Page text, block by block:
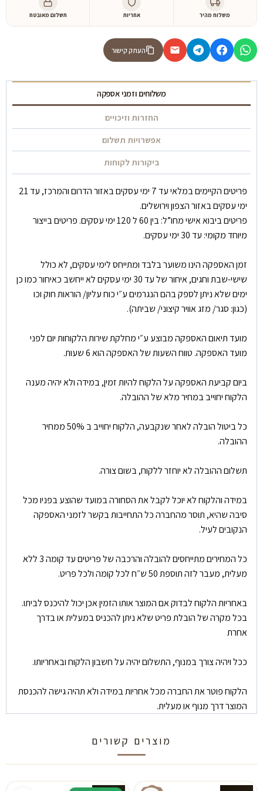
משלוח מהיר אחריות תשלום מאובטח
העתק קישור
משלוחים וזמני אספקה
החזרות וזיכויים
אפשרויות תשלום
ביקורות לקוחות
פריטים הקיימים במלאי עד 7 ימי עסקים באזור הדרום והמרכז, עד 21
ימי עסקים באזור הצפון וירושלים.
פריטים ביבוא אישי מחו”ל: בין 60 ל 120 ימי עסקים. פריטים בייצור
מיוחד מקומי: עד 30 ימי עסקים.
זמן האספקה הינו משוער בלבד ומתייחס לימי עסקים, לא כולל
שישי-שבת וחגים, איחור של עד 30 ימי עסקים לא ייחשב כאיחור כמו כן
ימים שלא ניתן לספק בהם הנגרמים ע״י כוח עליון/ הוראות חוק וכו
(כגון: סגר/ מזג אוויר קיצוני/ שביתה).
מועד תיאום האספקה מבוצע ע״י מחלקת שירות הלקוחות יום לפני
מועד האספקה. טווח השעות של האספקה הוא 6 שעות.
ביום קביעת האספקה על הלקוח להיות זמין, במידה ולא יהיה מענה
הלקוח יחוייב במחיר מלא של ההובלה.
כל ביטול הובלה לאחר שנקבעה, הלקוח יחוייב ב 50% ממחיר
ההובלה.
תשלום ההובלה לא יוחזר ללקוח, בשום צורה.
במידה והלקוח לא יוכל לקבל את הסחורה במועד שהוצע בפניו מכל
סיבה שהיא, תוסר מהחברה כל התחייבות בקשר לזמני האספקה
הנקובים לעיל.
כל המחירים מתייחסים להובלה והרכבה של פריטים עד קומה 3 ללא
מעלית, מעבר לזה תוספת 50 ש״ח לכל קומה ולכל פריט.
באחריות הלקוח לבדוק אם המוצר אותו הזמין אכן יכול להיכנס לביתו.
בכל מקרה של הובלת פריט שלא ניתן להכניס במעלית או בדרך
אחרת
ככל ויהיה צורך במנוף, התשלום יהיה על חשבון הלקוח ובאחריותו.
הלקוח פוטר את החברה מכל אחריות במידה ולא תהיה גישה להכנסת
המוצר דרך מנוף או מעלית.
מוצרים קשורים